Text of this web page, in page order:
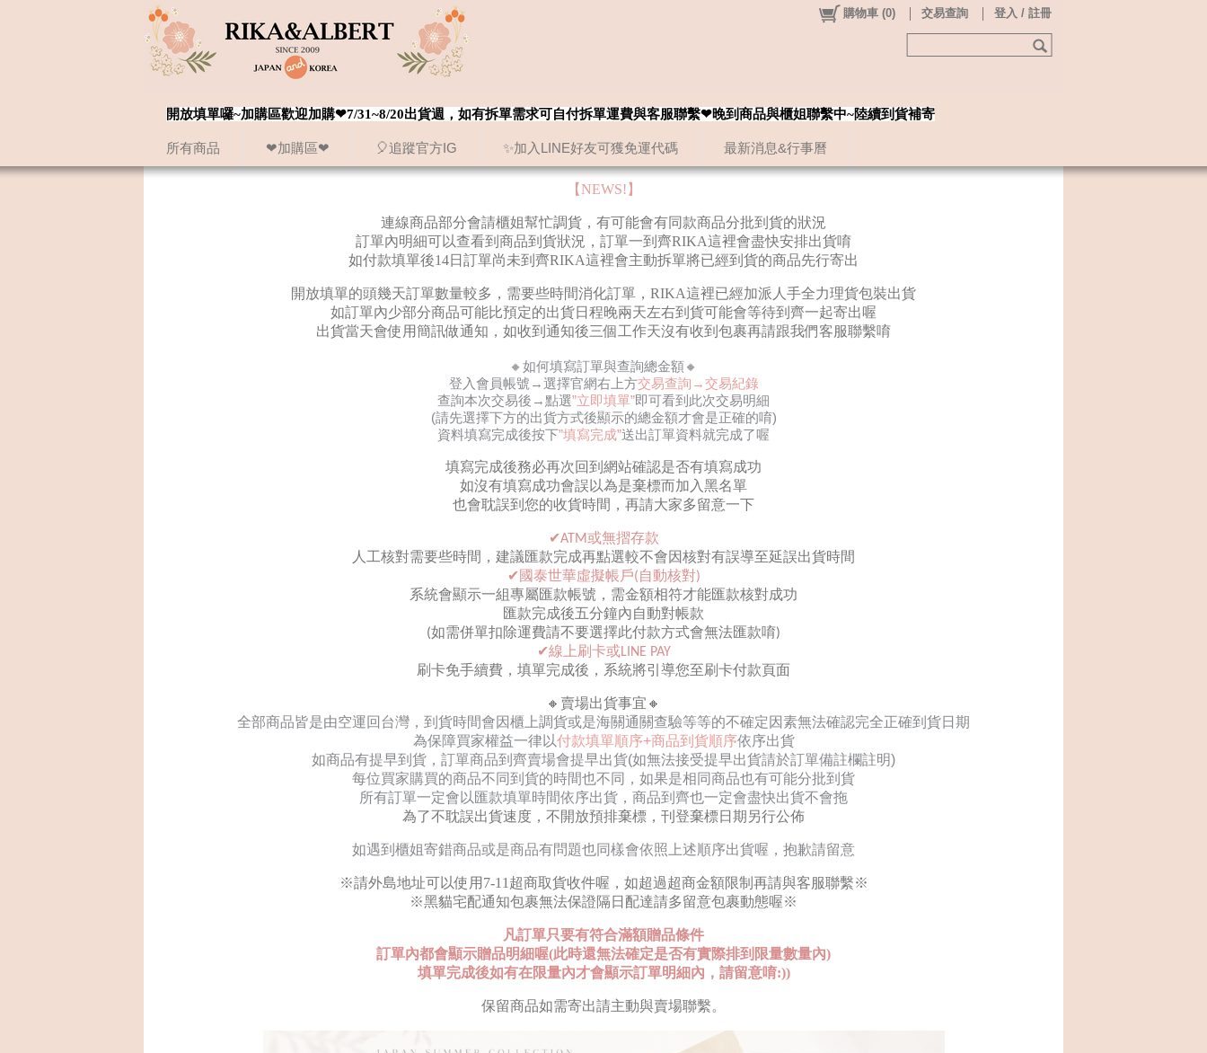
所有商品 ❤加購區❤ 🎈追蹤官方IG ✨加入LINE好友可獲免運代碼 最新消息&行事曆
購物車 (0) 交易查詢 登入 / 註冊
開放填單囉~加購區歡迎加購❤7/31~8/20出貨週，如有拆單需求可自付拆單運費與客服聯繫❤晚到商品與櫃姐聯繫中~陸續到貨補寄